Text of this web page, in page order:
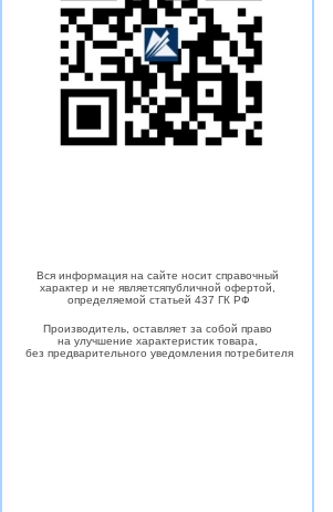
Вся информация на сайте носит справочный
характер и не являетсяпубличной офертой,
определяемой статьей 437 ГК РФ
Производитель, оставляет за собой право
на улучшение характеристик товара,
без предварительного уведомления потребителя